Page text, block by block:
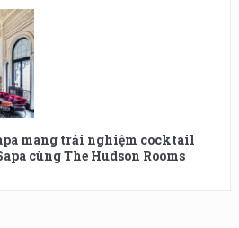
mang trải nghiệm cocktail
cùng The Hudson Rooms